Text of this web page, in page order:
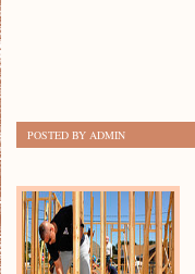
POSTED BY ADMIN